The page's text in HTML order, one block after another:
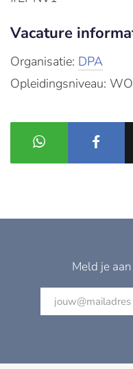
Vacature
Organisatie: DPA
Opleidingsniveau: WO
Meld je